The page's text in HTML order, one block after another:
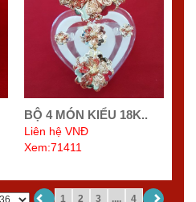
BỘ 4 MÓN KIỂU 18K..
Liên hệ VNĐ
Xem:71411
1 2 3 .... 4